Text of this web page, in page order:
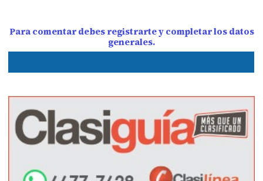
Para comentar debes registrarte y completar los datos
generales.